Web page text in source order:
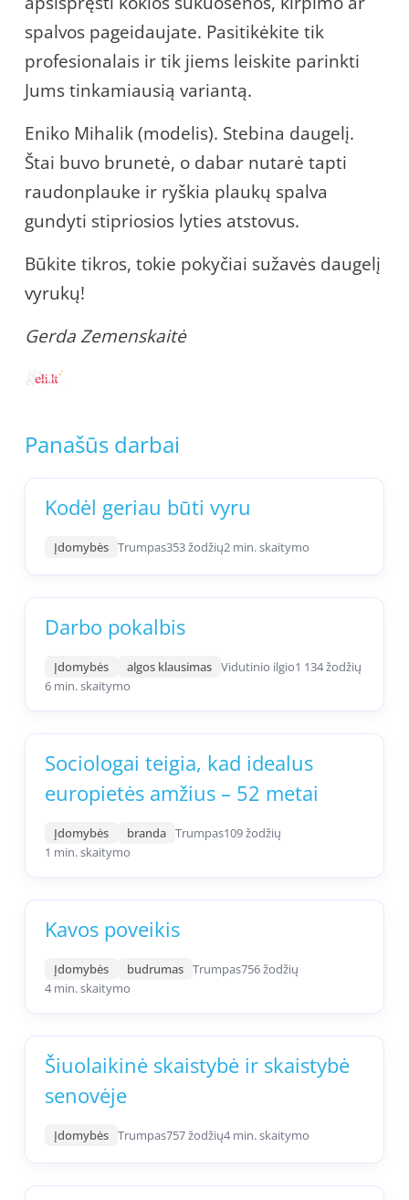
spalvos pageidaujate. Pasitikėkite tik
profesionalais ir tik jiems leiskite parinkti
Jums tinkamiausią variantą.
Eniko Mihalik (modelis). Stebina daugelį.
Štai buvo brunetė, o dabar nutarė tapti
raudonplauke ir ryškia plaukų spalva
gundyti stipriosios lyties atstovus.
Būkite tikros, tokie pokyčiai sužavės daugelį
vyrukų!
Gerda Zemenskaitė
Panašūs darbai
Kodėl geriau būti vyru
Įdomybės Trumpas353 žodžių2 min. skaitymo
Darbo pokalbis
Įdomybės algos klausimas Vidutinio ilgio1 134 žodžių
6 min. skaitymo
Sociologai teigia, kad idealus
europietės amžius – 52 metai
Įdomybės branda Trumpas109 žodžių
1 min. skaitymo
Kavos poveikis
Įdomybės budrumas Trumpas756 žodžių
4 min. skaitymo
Šiuolaikinė skaistybė ir skaistybė
senovėje
Įdomybės Trumpas757 žodžių4 min. skaitymo